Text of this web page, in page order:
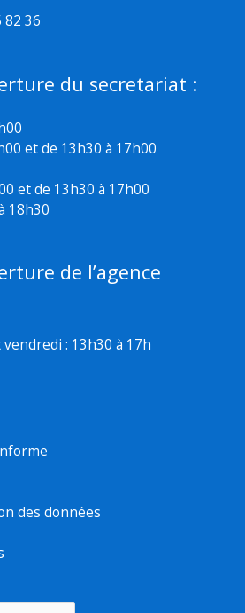
82 36
du secretariat :
et de 13h30 à 17h00
et de 13h30 à 17h00
18h30
de l’agence
: 13h30 à 17h
des données